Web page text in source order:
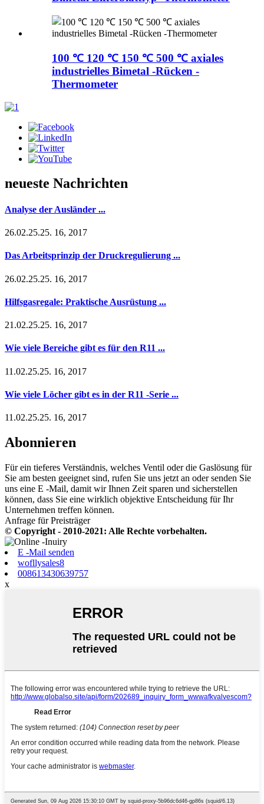
100 ℃ 120 ℃ 150 ℃ 500 ℃ axiales
industrielles Bimetal -Rücken -
Thermometer
neueste Nachrichten
Analyse der Ausländer ...
26.02.25.25. 16, 2017
Das Arbeitsprinzip der Druckregulierung ...
26.02.25.25. 16, 2017
Hilfsgasregale: Praktische Ausrüstung ...
21.02.25.25. 16, 2017
Wie viele Bereiche gibt es für den R11 ...
11.02.25.25. 16, 2017
Wie viele Löcher gibt es in der R11 -Serie ...
11.02.25.25. 16, 2017
Abonnieren
Für ein tieferes Verständnis, welches Ventil oder die Gaslösung für
Sie am besten geeignet sind, rufen Sie uns jetzt an oder senden Sie
uns eine E -Mail, damit wir Ihnen Zeit sparen und sicherstellen
können, dass Sie eine wirklich objektive Entscheidung für Ihr
Unternehmen treffen können.
Anfrage für Preisträger
© Copyright - 2010-2021: Alle Rechte vorbehalten.
E -Mail senden
wofllysales8
008613430639757
x